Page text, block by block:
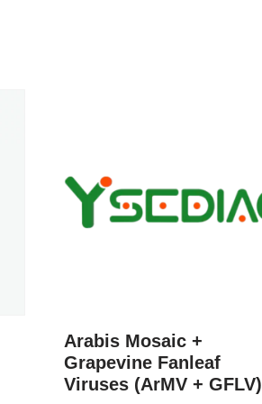
Arabis Mosaic +
Grapevine Fanleaf
Viruses (ArMV + GFLV)